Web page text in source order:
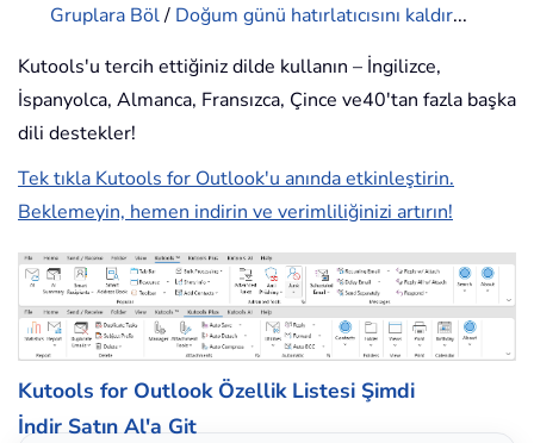
Gruplara Böl/ Doğum günü hatırlatıcısını kaldır...
Kutools'u tercih ettiğiniz dilde kullanın – İngilizce,
İspanyolca, Almanca, Fransızca, Çince ve40'tan fazla başka
dili destekler!
Tek tıkla Kutools for Outlook'u anında etkinleştirin.
Beklemeyin, hemen indirin ve verimliliğinizi artırın!
Kutools for Outlook Özellik Listesi Şimdi
İndir Satın Al'a Git